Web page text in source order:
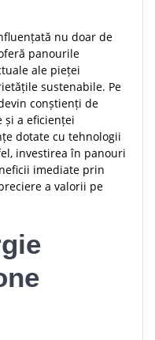
nu doar de
panourile
ale pieței
sustenabile. Pe
conștienți de
și a eficienței
dotate cu tehnologii
investirea în panouri
imediate prin
a valorii pe